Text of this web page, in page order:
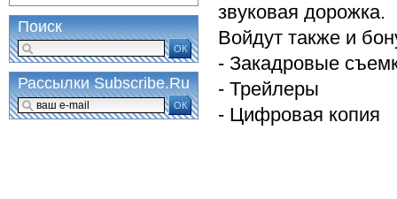
звуковая дорожка.
Войдут также и
- Закадровые
- Трейлеры
- Цифровая копия
Поиск
ОК
Рассылки Subscribe.Ru
ОК